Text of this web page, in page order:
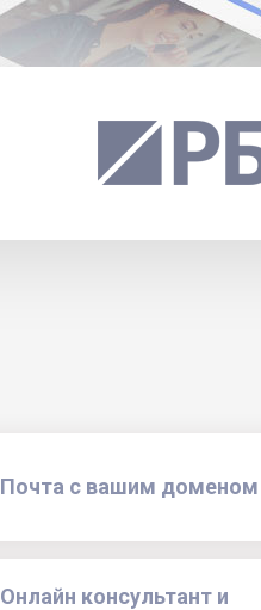
Почта с вашим доменом
Онлайн консультант и